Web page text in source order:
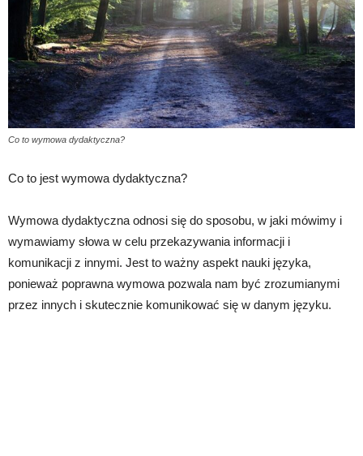
Co to wymowa dydaktyczna?
Co to jest wymowa dydaktyczna?
Wymowa dydaktyczna odnosi się do sposobu, w jaki mówimy i
wymawiamy słowa w celu przekazywania informacji i
komunikacji z innymi. Jest to ważny aspekt nauki języka,
ponieważ poprawna wymowa pozwala nam być zrozumianymi
przez innych i skutecznie komunikować się w danym języku.